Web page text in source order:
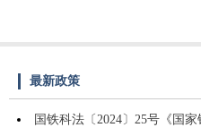
最新政策
国铁科法〔2024〕25号《国